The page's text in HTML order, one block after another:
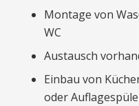
Montage von
WC
Austausch
Einbau von
oder